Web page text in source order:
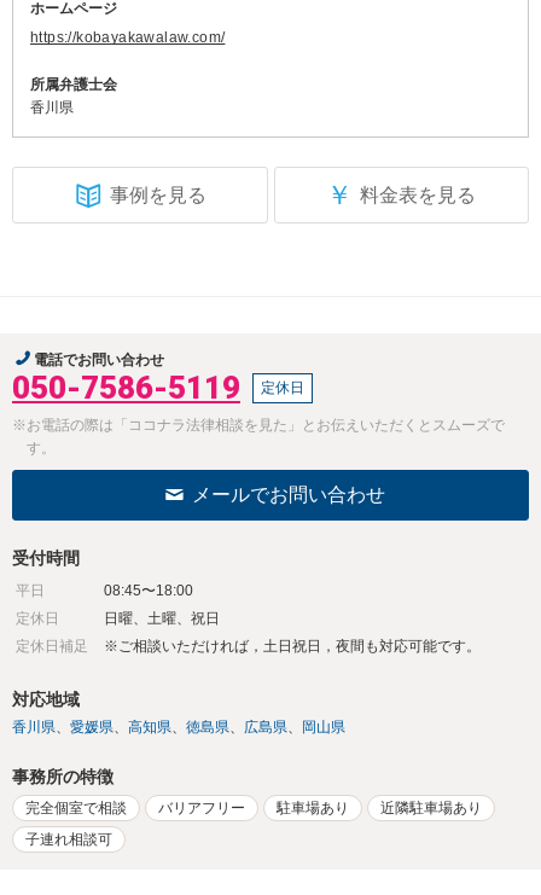
ホームページ
https://kobayakawalaw.com/
所属弁護士会
香川県
事例を見る ￥ 料金表を見る
電話でお問い合わせ
050-7586-5119 定休日
※お電話の際は「ココナラ法律相談を見た」とお伝えいただくとスムーズで
す。
メールでお問い合わせ
受付時間
平日
08:45〜18:00
定休日
日曜、土曜、祝日
定休日補足
※ご相談いただければ，土日祝日，夜間も対応可能です。
対応地域
香川県 愛媛県 高知県 徳島県 広島県 岡山県
事務所の特徴
完全個室で相談 バリアフリー 駐車場あり
近隣駐車場あり
子連れ相談可